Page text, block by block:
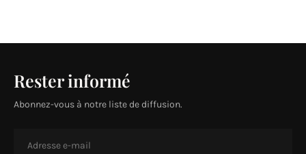
Rester informé
Abonnez-vous à notre liste de diffusion.